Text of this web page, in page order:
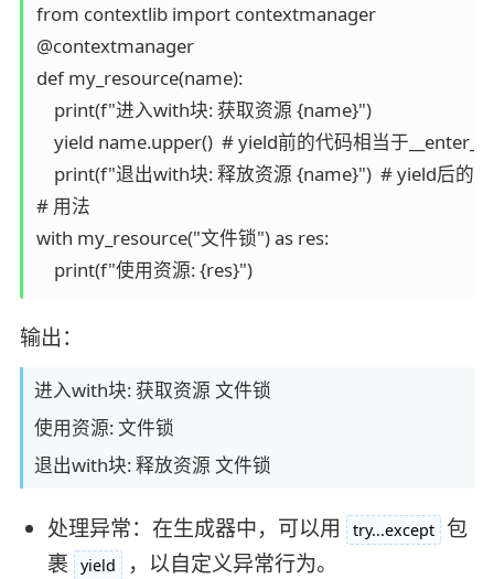
from contextlib import contextmanager
@contextmanager
def my_resource(name):
    print(f"进入with块: 获取资源 {name}")
yield name.upper()  # yield前的代码相当于
print(f"退出with块: 释放资源 {name}")  # yield后的
# 用法
with my_resource("文件锁") as res:
    print(f"使用资源: {res}")
输出：
进入with块: 获取资源 文件锁
使用资源: 文件锁
退出with块: 释放资源 文件锁
处理异常：在生成器中，可以用 try...except
包
裹
yield ，以自定义异常行为。